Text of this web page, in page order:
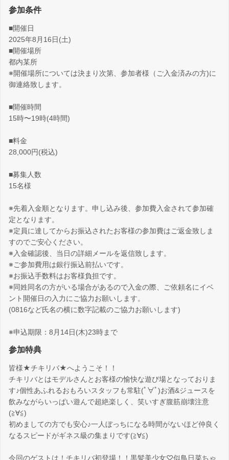
参加条件
■開催日
2025年8月16日(土)
■開催場所
都内某所
※開催場所については決まり次第、参加者様（ご入金済みの方)に
御連絡致します。
■開催時間
15時〜19時(4時間)
■料金
28,000円(税込)
■募集人数
15名様
※先着入金順となります。申し込み後、参加費入金されて参加確
定となります。
※定員に達してからお振込されたお客様の参加費はご返金致しま
すのでご安心ください。
※入金確認後、当日の詳細メールを返信致します。
※ご参加費用は銀行振込前払いです。
※お振込手数料はお客様負担です。
※同姓同名の方がいる場合があるので入金の際、ご依頼名にイベ
ント開催日の入力にご協力お願いします。
(0816など氏名の横に数字記載のご協力お願いします)
※申込期限：8月14日(木)23時まで
参加特典
皆様★チキリバ★へようこそ！！
チキリバとはモデルさんとお客様の愉快な遊び場となっておりま
す♪個性あふれるおもろいスタッフも常駐(ﾟ∀ﾟ)お酒&ジュースを
飲みながらいっぱい遊んで超絶楽しく、笑いすぎ腹筋崩壊注意
(≧∀≦)
初めましての方でも安心♪一人ぼっちになる時間がないほど仲良く
なるスピードがギネス級の集まりです(≧∀≦)
今回のゲストは！チキリバ初登場！！黒髪美少女♡似鳥日菜ちゃ